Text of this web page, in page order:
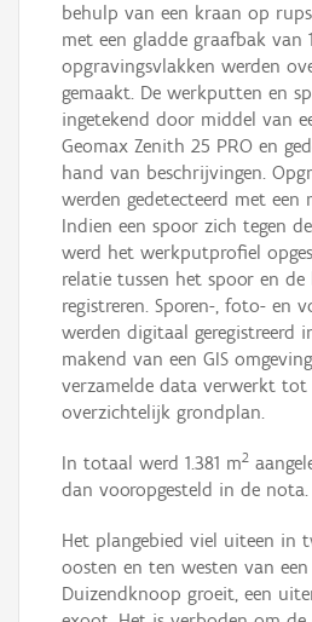
Aanmeldenbehulp van een kraan op
met een gladde graafbak van
opgravingsvlakken werden
gemaakt. De werkputten en
ingetekend door middel van
Geomax Zenith 25 PRO en
hand van beschrijvingen.
werden gedetecteerd met een
Indien een spoor zich tegen
werd het werkputprofiel
relatie tussen het spoor en
registreren. Sporen-, foto- en
werden digitaal geregistreerd
makend van een GIS
verzamelde data verwerkt tot
overzichtelijk grondplan.
In totaal werd 1.381 m2
dan vooropgesteld in de nota.
Het plangebied viel uiteen in
oosten en ten westen van
Duizendknoop groeit, een